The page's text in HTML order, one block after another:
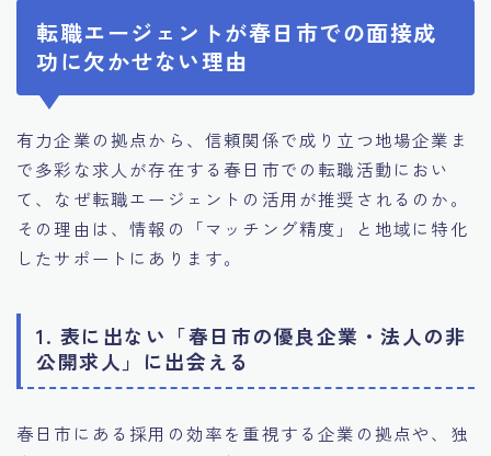
転職エージェントが春日市での面接成
功に欠かせない理由
有力企業の拠点から、信頼関係で成り立つ地場企業ま
で多彩な求人が存在する春日市での転職活動におい
て、なぜ転職エージェントの活用が推奨されるのか。
その理由は、情報の「マッチング精度」と地域に特化
したサポートにあります。
1. 表に出ない「春日市の優良企業・法人の非
公開求人」に出会える
春日市にある採用の効率を重視する企業の拠点や、独